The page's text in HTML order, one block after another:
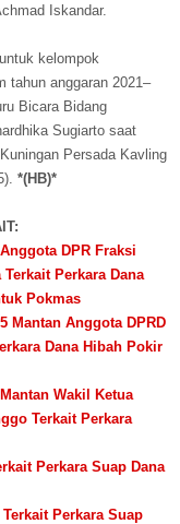
Iskandar.
kelompok
tahun anggaran 2021–
Bicara Bidang
Sugiarto saat
Persada Kavling
*(HB)*
DPR Fraksi
Perkara Dana
Pokmas
Mantan Anggota DPRD
Dana Hibah Pokir
Wakil Ketua
Terkait Perkara
Perkara Suap Dana
Perkara Suap